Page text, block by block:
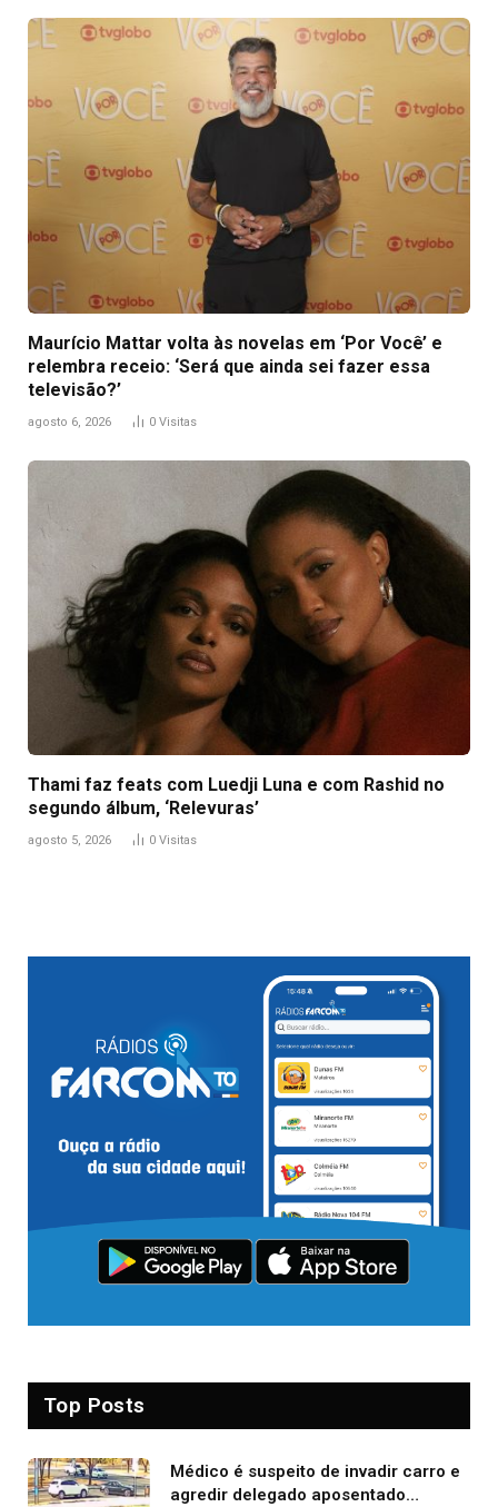
Maurício Mattar volta às novelas em ‘Por Você’ e
relembra receio: ‘Será que ainda sei fazer essa
televisão?’
agosto 6, 2026 0 Visitas
Thami faz feats com Luedji Luna e com Rashid no
segundo álbum, ‘Relevuras’
agosto 5, 2026 0 Visitas
Top Posts
Médico é suspeito de invadir carro e
agredir delegado aposentado